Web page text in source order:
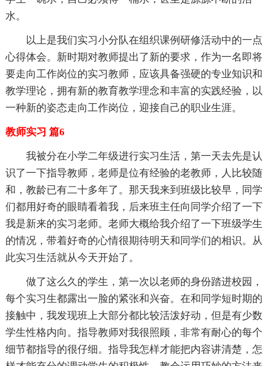
水。
以上是我们实习小分队在组织课例研修活动中的一点
心得体会。新时期对教师提出了新的要求，作为一名即将
要走向工作岗位的实习教师，应该具备强硬的专业知识和
教学理论，拥有新的教育教学理念和丰富的实践经验，以
一种新的姿态走向工作岗位，迎接自己的职业生涯。
教师实习 篇6
我被分在小学二年级进行实习生活，第一天去先是认
识了一下指导教师，老师是位有经验的老教师，人比较随
和，教龄已有二十多年了。那天我来到班级比较早，同学
们都用好奇的眼睛看着我，后来班主任向同学介绍了一下
我是新来的实习老师。老师大概给我介绍了一下班级学生
的情况，带着好奇的心情很期待明天和同学们的相识。从
此实习生活就从今天开始了。
做了这么久的学生，第一次以老师的身份踏进校园，
每个实习生都露出一脸的紧张和兴奋。在和同学短时期的
接触中，我发现班上大部分都比较活泼好动，但是有少数
学生性格内向。指导教师对我很照顾，非常有耐心的每个
细节都指导的很仔细。指导我怎样才能把内容讲清楚，怎